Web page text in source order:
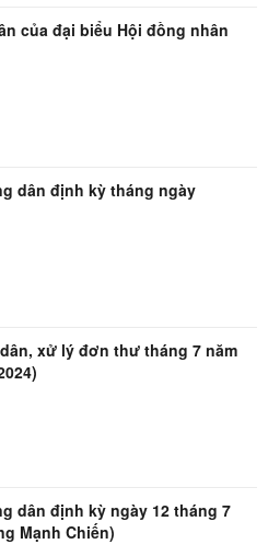
của đại biểu Hội đồng nhân
dân định kỳ tháng ngày
xử lý đơn thư tháng 7 năm
dân định kỳ ngày 12 tháng 7
Mạnh Chiến)